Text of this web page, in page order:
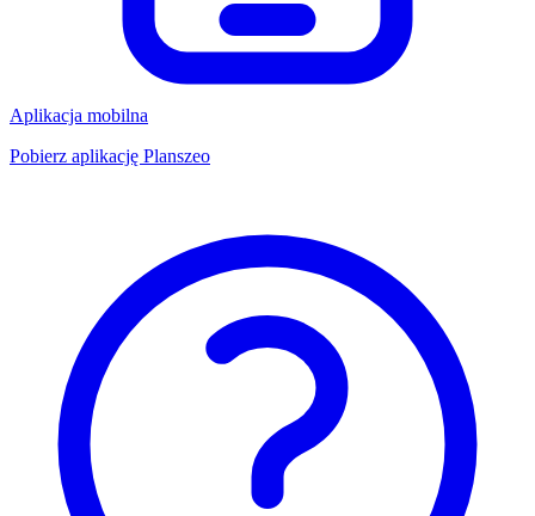
Aplikacja mobilna
Pobierz aplikację Planszeo